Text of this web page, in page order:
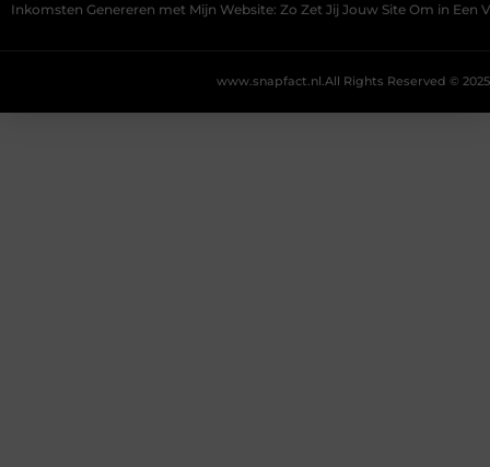
Inkomsten Genereren met Mijn Website: Zo Zet Jij Jouw Site Om in Een
All Rights Reserved © 2025
www.snapfact.nl.